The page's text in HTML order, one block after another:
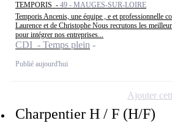
TEMPORIS - 49 - MAUGES-SUR-LOIRE
Temporis Ancenis, une équipe , e et professionnelle
Laurence et de Christophe Nous recrutons les
pour intégrer nos entreprises...
CDI - Temps plein
Publié aujourd'hui
Charpentier H / F (H/F)
Ajouter